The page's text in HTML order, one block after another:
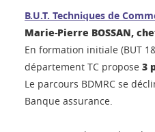
B.U.T. Techniques de
Marie-Pierre BOSSAN,
En formation initiale (BUT
département TC propose 3
Le parcours BDMRC se
Banque assurance.